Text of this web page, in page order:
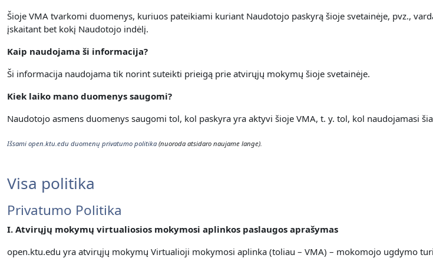
Šioje VMA tvarkomi duomenys, kuriuos pateikiami kuriant Naudotojo paskyrą šioje svetainėje, pvz.,
įskaitant bet kokį Naudotojo indėlį.
Kaip naudojama ši informacija?
Ši informacija naudojama tik norint suteikti prieigą prie atvirųjų mokymų šioje svetainėje.
Kiek laiko mano duomenys saugomi?
Naudotojo asmens duomenys saugomi tol, kol paskyra yra aktyvi šioje VMA, t. y. tol, kol naudojamasi
Išsami open.ktu.edu duomenų privatumo politika (nuoroda atsidaro naujame lange).
Visa politika
Privatumo Politika
I. Atvirųjų mokymų virtualiosios mokymosi aplinkos paslaugos aprašymas
open.ktu.edu yra atvirųjų mokymų Virtualioji mokymosi aplinka (toliau – VMA) – mokomojo ugdymo